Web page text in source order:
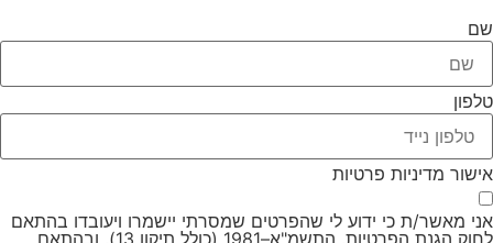
מדיניות פרטיות
מאשר/ת כי ידוע לי שהפרטים שמסרתי יישמרו ויעובדו בהתאם
לחוק הגנת הפרטיות, התשמ"א–1981 (כולל תיקון 13), ובהתאם